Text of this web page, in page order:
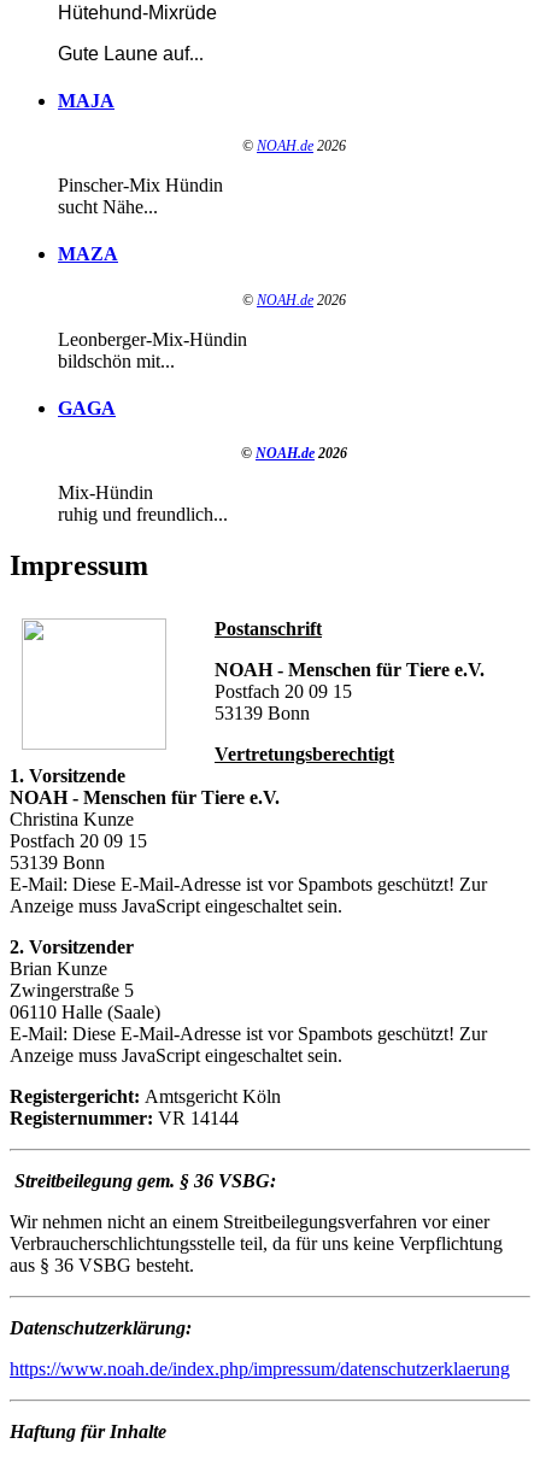
Hütehund-Mixrüde
Gute Laune auf...
MAJA
© NOAH.de 2026
Pinscher-Mix Hündin
sucht Nähe...
MAZA
© NOAH.de 2026
Leonberger-Mix-Hündin
bildschön mit...
GAGA
© NOAH.de 2026
Mix-Hündin
ruhig und freundlich...
Impressum
Postanschrift
NOAH - Menschen für Tiere e.V.
Postfach 20 09 15
53139 Bonn
Vertretungsberechtigt
1. Vorsitzende
NOAH - Menschen für Tiere e.V.
Christina Kunze
Postfach 20 09 15
53139 Bonn
E-Mail: Diese E-Mail-Adresse ist vor Spambots geschützt! Zur
Anzeige muss JavaScript eingeschaltet sein.
2. Vorsitzender
Brian Kunze
Zwingerstraße 5
06110 Halle (Saale)
E-Mail: Diese E-Mail-Adresse ist vor Spambots geschützt! Zur
Anzeige muss JavaScript eingeschaltet sein.
Registergericht: Amtsgericht Köln
Registernummer: VR 14144
Streitbeilegung gem. § 36 VSBG:
Wir nehmen nicht an einem Streitbeilegungsverfahren vor einer
Verbraucherschlichtungsstelle teil, da für uns keine Verpflichtung
aus § 36 VSBG besteht.
Datenschutzerklärung:
https://www.noah.de/index.php/impressum/datenschutzerklaerung
Haftung für Inhalte